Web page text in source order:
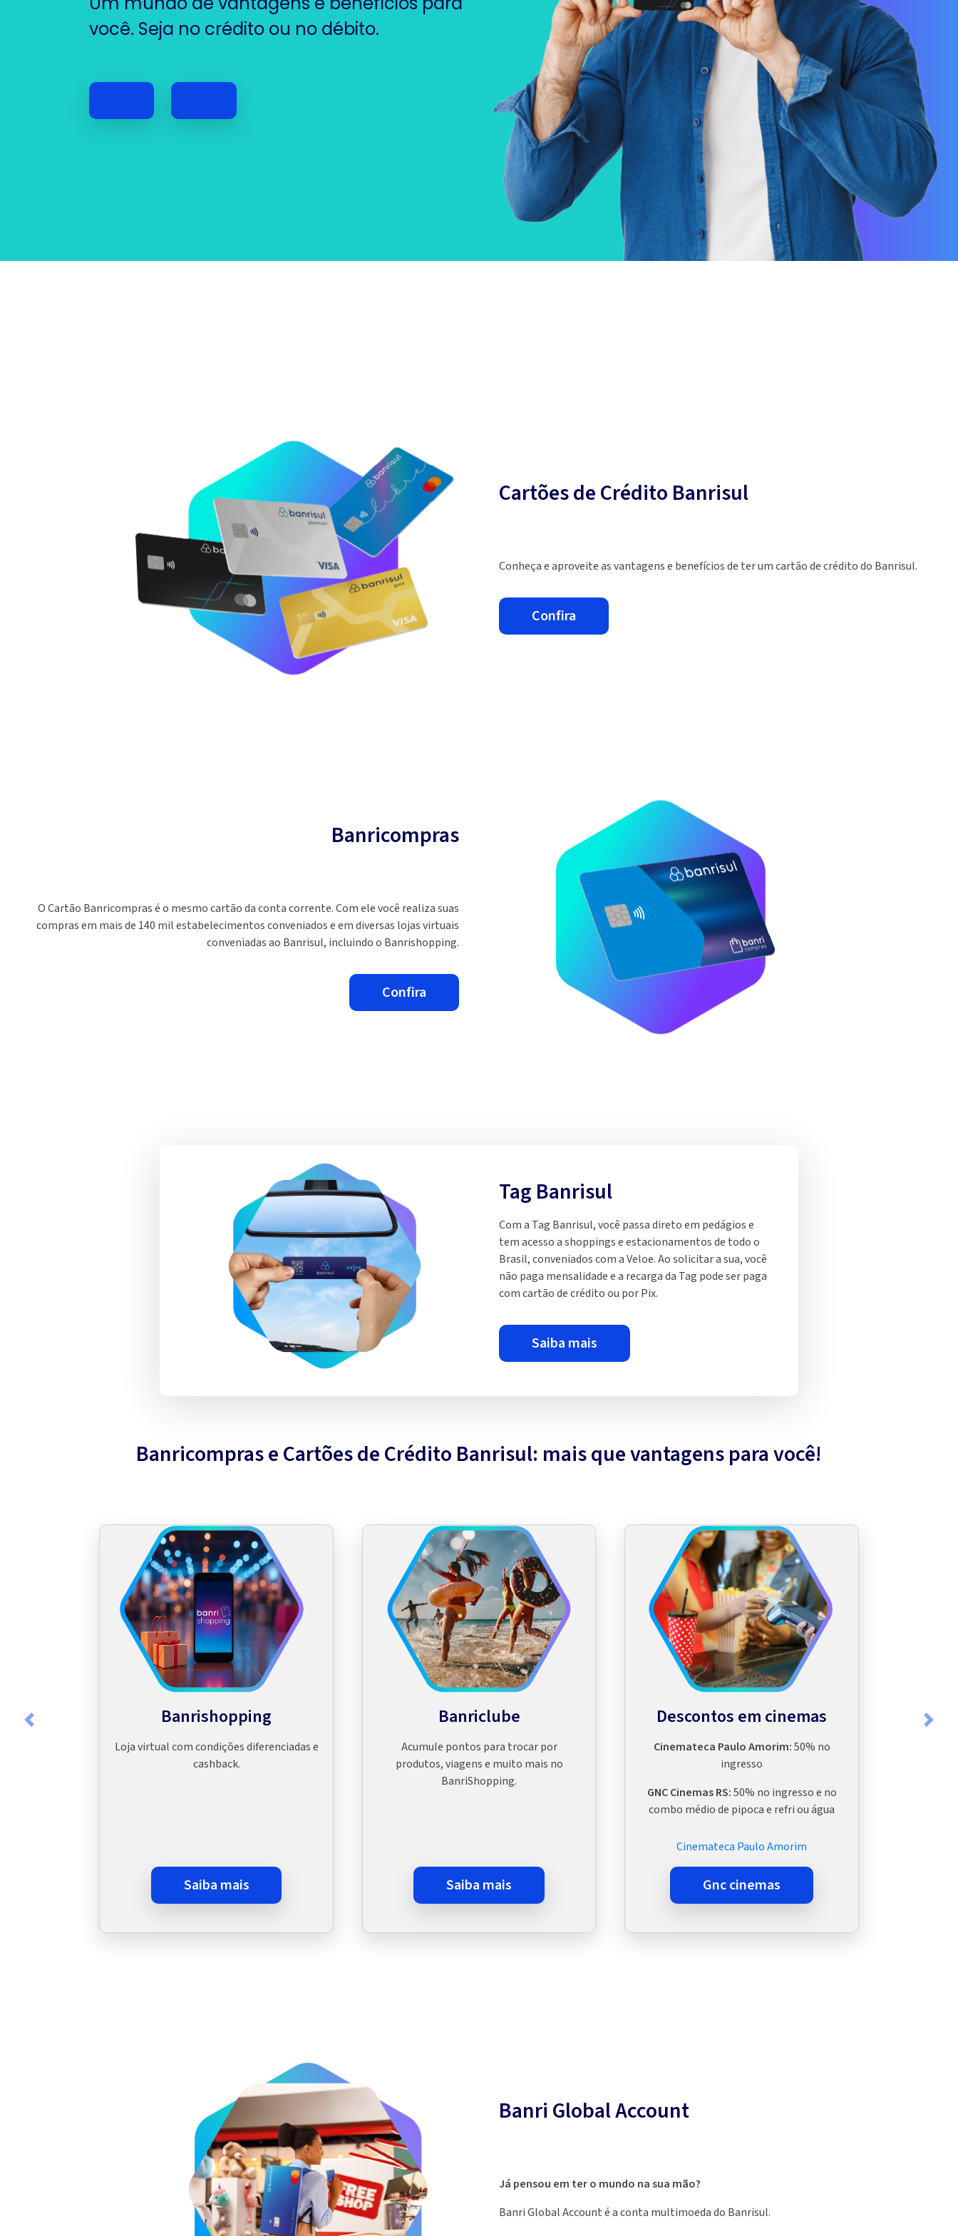
você. Seja no crédito ou no débito.
Cartões de Crédito Banrisul
Conheça e aproveite as vantagens e benefícios de ter um cartão de crédito do Banrisul.
confira
Banricompras
O Cartão Banricompras é o mesmo cartão da conta corrente. Com ele você realiza suas
compras em mais de 140 mil estabelecimentos conveniados e em diversas lojas virtuais
conveniadas ao Banrisul, incluindo o Banrishopping.
confira
Tag Banrisul
Com a Tag Banrisul, você passa direto em pedágios e
tem acesso a shoppings e estacionamentos de todo o
Brasil, conveniados com a Veloe. Ao solicitar a sua, você
não paga mensalidade e a recarga da Tag pode ser paga
com cartão de crédito ou por Pix.
saiba mais
Banricompras e Cartões de Crédito Banrisul: mais que vantagens para você!
Banrishopping
Loja virtual com condições diferenciadas e
cashback.
saiba mais
Banriclube
Acumule pontos para trocar por
produtos, viagens e muito mais no
BanriShopping.
saiba mais
Descontos em cinemas
Cinemateca Paulo Amorim:50% no
ingresso
GNC Cinemas RS:50% no ingresso e no
combo médio de pipoca e refri ou água
Cinemateca Paulo Amorim
gnc cinemas
Previous Next
Banri Global Account
Já pensou em ter o mundo na sua mão?
Banri Global Account é a conta multimoeda do Banrisul.